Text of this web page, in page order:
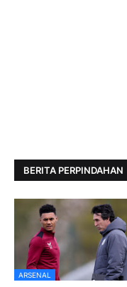
BERITA PERPINDAHAN
ARSENAL